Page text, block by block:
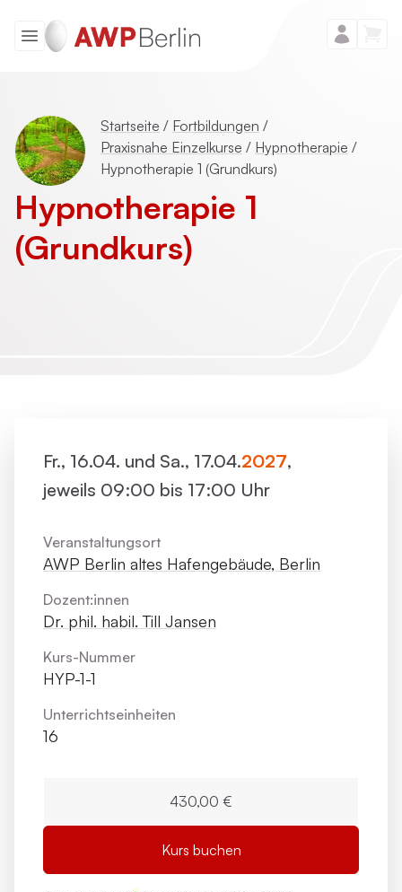
Startseite / Fortbildungen /
Praxisnahe Einzelkurse / Hypnotherapie /
Hypnotherapie 1 (Grundkurs)
Hypno­therapie 1
(Grundkurs)
Fr., 16.04. und Sa., 17.04.2027,
jeweils 09:00 bis 17:00 Uhr
Veranstaltungsort
AWP Berlin altes Hafengebäude, Berlin
Dozent:innen
Dr. phil. habil. Till Jansen
Kurs-Nummer
HYP-1-1
Unterrichts­einheiten
16
430,00 €
Kurs buchen